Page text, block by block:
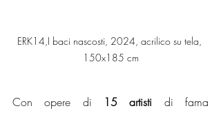
ERK14,I baci nascosti, 2024, acrilico su tela,
150x185 cm
Con opere di 15 artisti di fama